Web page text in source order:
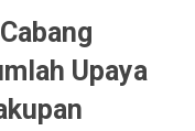
Upaya